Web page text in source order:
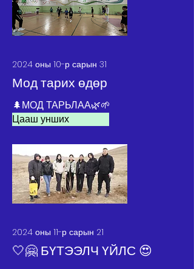
2024 оны 10-р сарын 31
Мод тарих өдөр
🌲МОД ТАРЬЛАА🌿🌱
Цааш унших
2024 оны 11-р сарын 21
🤍🤗 БҮТЭЭЛЧ ҮЙЛС 😍